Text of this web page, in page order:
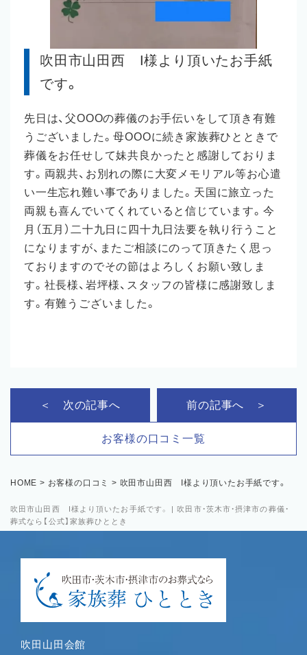
吹田市山田西 I様より頂いたお手紙です。 | 吹田市・茨木市・摂津市の葬儀・
葬式なら【公式】家族葬ひととき
吹田市山田西 I様より頂いたお手紙
です。
先日は、父OOOの葬儀のお手伝いをして頂き有難
うございました。母OOOに続き家族葬ひとときで
葬儀をお任せして妹共良かったと感謝しておりま
す。両親共、お別れの際に大変メモリアル等お心遣
い一生忘れ難い事でありました。天国に旅立った
両親も喜んでいてくれていると信じています。今
月（五月）二十九日に四十九日法要を執り行うこと
になりますが、またご相談にのって頂きたく思っ
ておりますのでその節はよろしくお願い致しま
す。社長様、岩坪様、スタッフの皆様に感謝致しま
す。有難うございました。
＜ 次の記事へ
お客様の口コミ一覧
前の記事へ ＞
HOME > お客様の口コミ > 吹田市山田西 I様より頂いたお手紙です。
吹田山田会館